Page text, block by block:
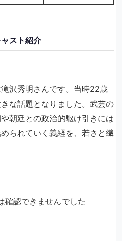
スト紹介
沢秀明さんです。当時22歳
な話題となりました。武芸の
朝廷との政治的駆け引きには
られていく義経を、若さと繊
確認できませんでした